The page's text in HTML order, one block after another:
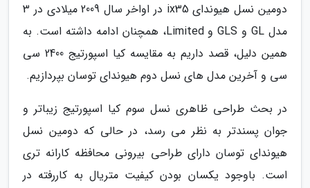
دومین نسل هیوندای ix35 در اواخر سال 2009 میلادی در 3
مدل GL و GLS و Limited، همچنان ادامه داشته است. به
همین دلیل، قصد داریم به مقایسه کیا اسپورتیج 2400 سی
سی و آخرین مدل های نسل دوم هیوندای توسان بپردازیم.
در بحث طراحی ظاهری نسل سوم کیا اسپورتیج زیباتر و
جوان پسندتر به نظر می رسد، در حالی که دومین نسل
هیوندای توسان دارای طراحی بیرونی محافظه کارانه تری
است. باوجود یکسان بودن کیفیت متریال به کاررفته در